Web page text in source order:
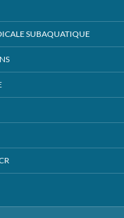
SUBAQUATIQUE